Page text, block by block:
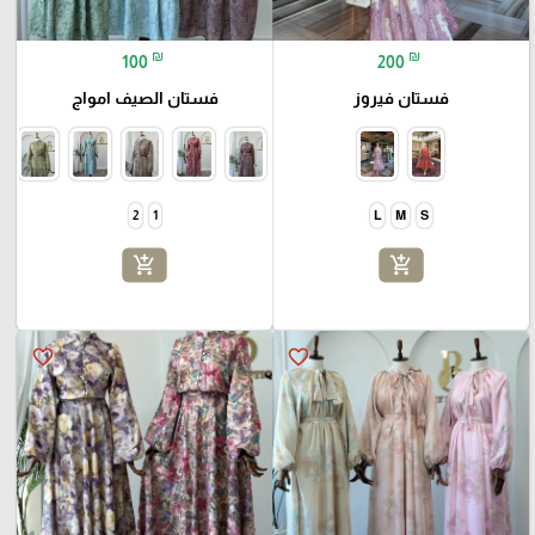
200 ₪
فستان فيروز
S
M
L
add_shopping_cart
100 ₪
فستان الصيف امواج
1
2
add_shopping_cart
favorite_border
favorite_border